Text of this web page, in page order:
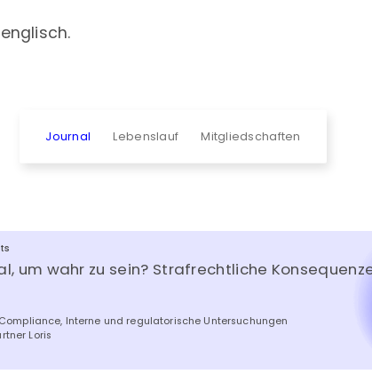
Journal Lebenslauf Mitgliedschaften
um wahr zu sein? Strafrechtliche
Interne und regulatorische Untersuchungen
Loris